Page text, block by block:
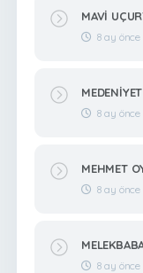
MAVİ
8 ay önce
8 ay önce
MEHMET
8 ay önce
8 ay önce